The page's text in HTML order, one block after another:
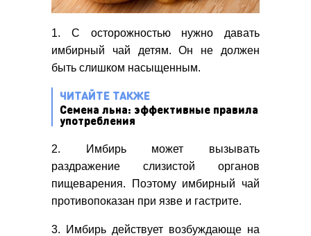
1. С осторожностью нужно давать
имбирный чай детям. Он не должен
быть слишком насыщенным.
ЧИТАЙТЕ ТАКЖЕ
Семена льна: эффективные правила
употребления
2. Имбирь может вызывать
раздражение слизистой органов
пищеварения. Поэтому имбирный чай
противопоказан при язве и гастрите.
3. Имбирь действует возбуждающе на